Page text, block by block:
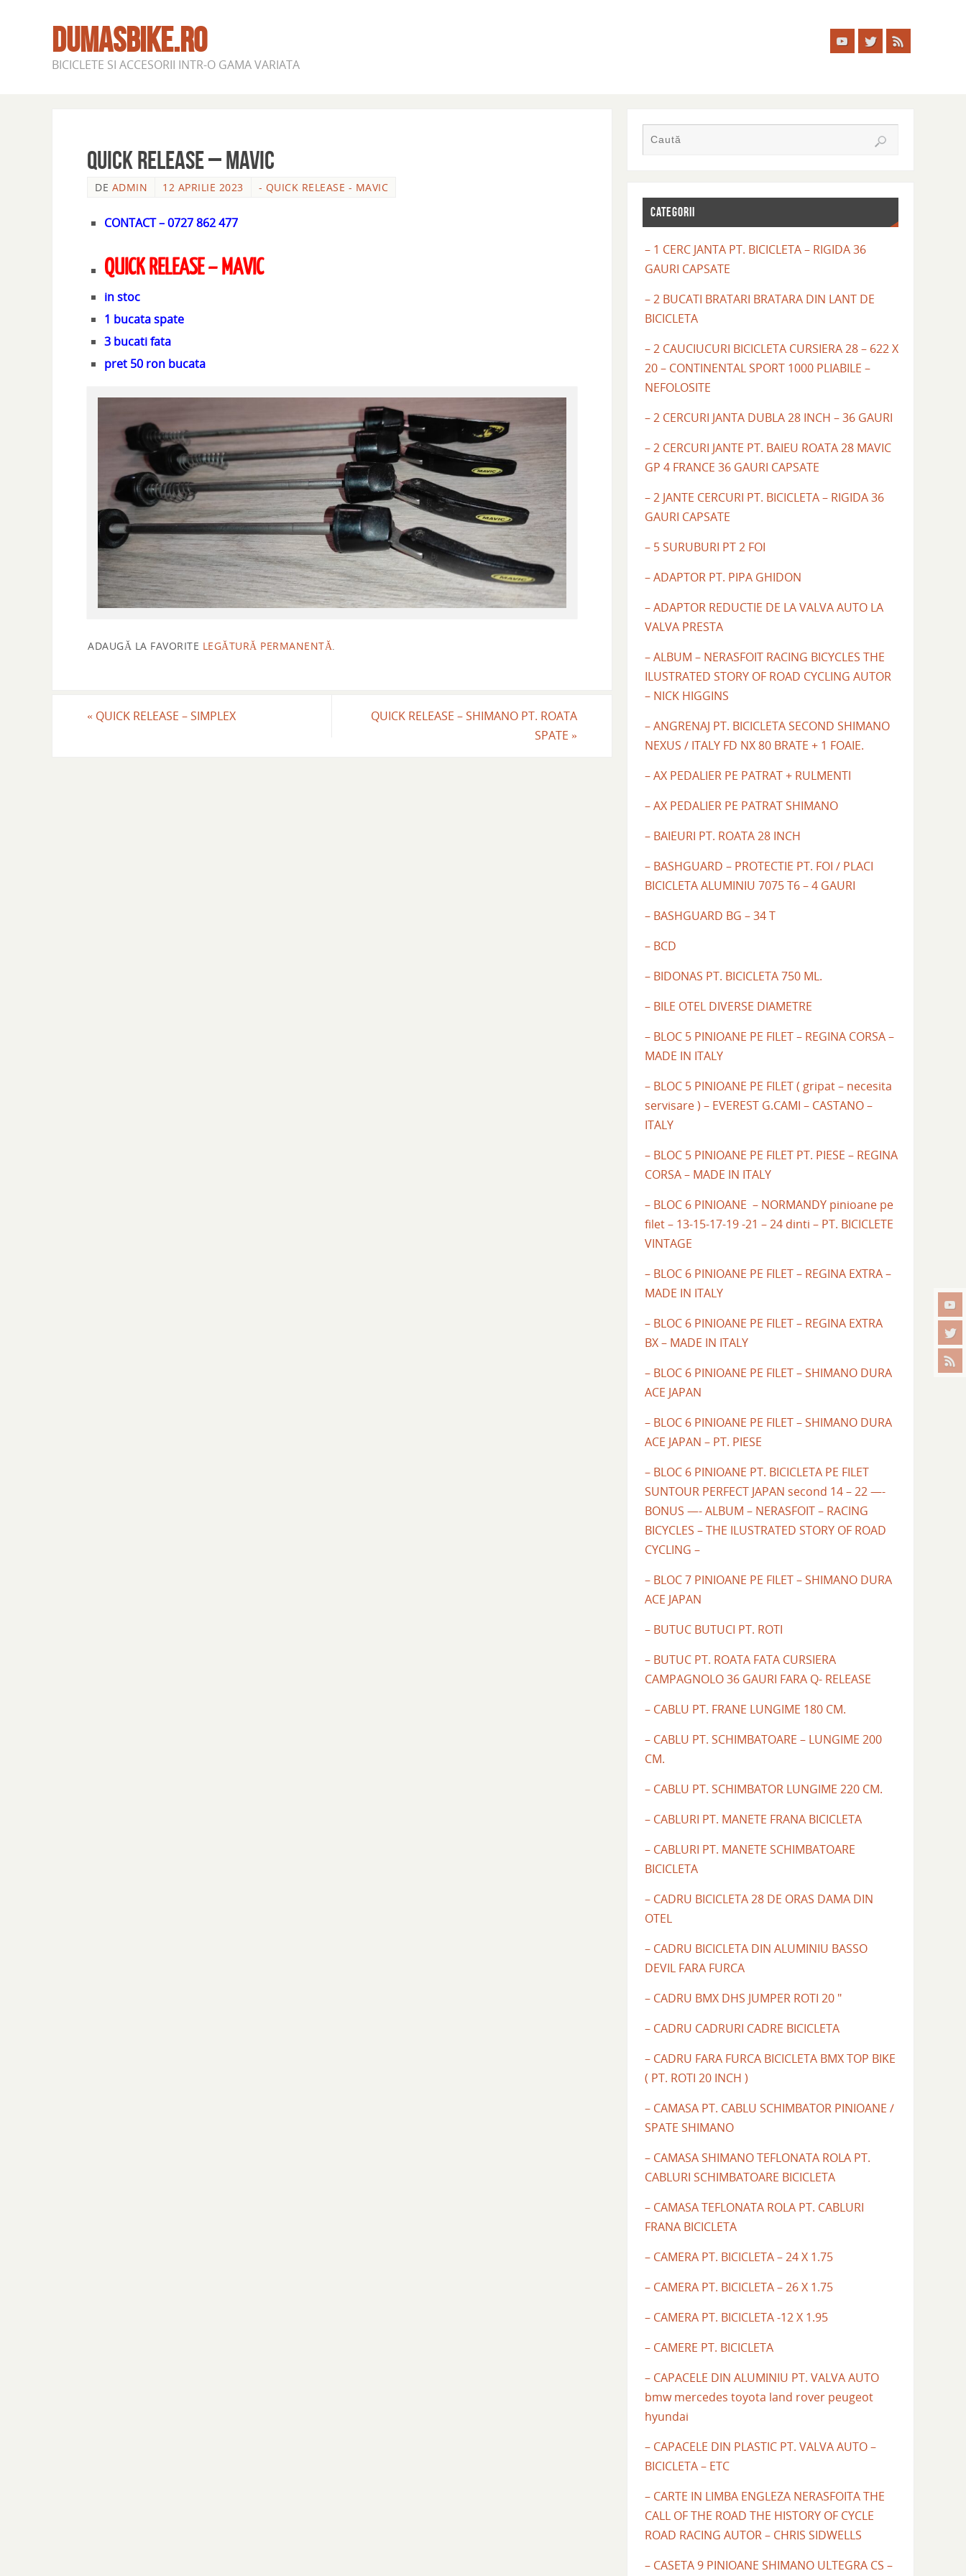
DUMASBIKE.RO
BICICLETE SI ACCESORII INTR-O GAMA VARIATA
QUICK RELEASE – MAVIC
DE ADMIN 12 APRILIE 2023 - QUICK RELEASE - MAVIC
CONTACT – 0727 862 477
QUICK RELEASE – MAVIC
in stoc
1 bucata spate
3 bucati fata
pret 50 ron bucata
ADAUGĂ LA FAVORITE LEGĂTURĂ PERMANENTĂ.
« QUICK RELEASE – SIMPLEX
QUICK RELEASE – SHIMANO PT. ROATA
SPATE »
CATEGORII
– 1 CERC JANTA PT. BICICLETA – RIGIDA 36
GAURI CAPSATE
– 2 BUCATI BRATARI BRATARA DIN LANT DE
BICICLETA
– 2 CAUCIUCURI BICICLETA CURSIERA 28 – 622 X
20 – CONTINENTAL SPORT 1000 PLIABILE –
NEFOLOSITE
– 2 CERCURI JANTA DUBLA 28 INCH – 36 GAURI
– 2 CERCURI JANTE PT. BAIEU ROATA 28 MAVIC
GP 4 FRANCE 36 GAURI CAPSATE
– 2 JANTE CERCURI PT. BICICLETA – RIGIDA 36
GAURI CAPSATE
– 5 SURUBURI PT 2 FOI
– ADAPTOR PT. PIPA GHIDON
– ADAPTOR REDUCTIE DE LA VALVA AUTO LA
VALVA PRESTA
– ALBUM – NERASFOIT RACING BICYCLES THE
ILUSTRATED STORY OF ROAD CYCLING AUTOR
– NICK HIGGINS
– ANGRENAJ PT. BICICLETA SECOND SHIMANO
NEXUS / ITALY FD NX 80 BRATE + 1 FOAIE.
– AX PEDALIER PE PATRAT + RULMENTI
– AX PEDALIER PE PATRAT SHIMANO
– BAIEURI PT. ROATA 28 INCH
– BASHGUARD – PROTECTIE PT. FOI / PLACI
BICICLETA ALUMINIU 7075 T6 – 4 GAURI
– BASHGUARD BG – 34 T
– BCD
– BIDONAS PT. BICICLETA 750 ML.
– BILE OTEL DIVERSE DIAMETRE
– BLOC 5 PINIOANE PE FILET – REGINA CORSA –
MADE IN ITALY
– BLOC 5 PINIOANE PE FILET ( gripat – necesita
servisare ) – EVEREST G.CAMI – CASTANO –
ITALY
– BLOC 5 PINIOANE PE FILET PT. PIESE – REGINA
CORSA – MADE IN ITALY
– BLOC 6 PINIOANE – NORMANDY pinioane pe
filet – 13-15-17-19 -21 – 24 dinti – PT. BICICLETE
VINTAGE
– BLOC 6 PINIOANE PE FILET – REGINA EXTRA –
MADE IN ITALY
– BLOC 6 PINIOANE PE FILET – REGINA EXTRA
BX – MADE IN ITALY
– BLOC 6 PINIOANE PE FILET – SHIMANO DURA
ACE JAPAN
– BLOC 6 PINIOANE PE FILET – SHIMANO DURA
ACE JAPAN – PT. PIESE
– BLOC 6 PINIOANE PT. BICICLETA PE FILET
SUNTOUR PERFECT JAPAN second 14 – 22 —-
BONUS —- ALBUM – NERASFOIT – RACING
BICYCLES – THE ILUSTRATED STORY OF ROAD
CYCLING –
– BLOC 7 PINIOANE PE FILET – SHIMANO DURA
ACE JAPAN
– BUTUC BUTUCI PT. ROTI
– BUTUC PT. ROATA FATA CURSIERA
CAMPAGNOLO 36 GAURI FARA Q- RELEASE
– CABLU PT. FRANE LUNGIME 180 CM.
– CABLU PT. SCHIMBATOARE – LUNGIME 200
CM.
– CABLU PT. SCHIMBATOR LUNGIME 220 CM.
– CABLURI PT. MANETE FRANA BICICLETA
– CABLURI PT. MANETE SCHIMBATOARE
BICICLETA
– CADRU BICICLETA 28 DE ORAS DAMA DIN
OTEL
– CADRU BICICLETA DIN ALUMINIU BASSO
DEVIL FARA FURCA
– CADRU BMX DHS JUMPER ROTI 20 "
– CADRU CADRURI CADRE BICICLETA
– CADRU FARA FURCA BICICLETA BMX TOP BIKE
( PT. ROTI 20 INCH )
– CAMASA PT. CABLU SCHIMBATOR PINIOANE /
SPATE SHIMANO
– CAMASA SHIMANO TEFLONATA ROLA PT.
CABLURI SCHIMBATOARE BICICLETA
– CAMASA TEFLONATA ROLA PT. CABLURI
FRANA BICICLETA
– CAMERA PT. BICICLETA – 24 X 1.75
– CAMERA PT. BICICLETA – 26 X 1.75
– CAMERA PT. BICICLETA -12 X 1.95
– CAMERE PT. BICICLETA
– CAPACELE DIN ALUMINIU PT. VALVA AUTO
bmw mercedes toyota land rover peugeot
hyundai
– CAPACELE DIN PLASTIC PT. VALVA AUTO –
BICICLETA – ETC
– CARTE IN LIMBA ENGLEZA NERASFOITA THE
CALL OF THE ROAD THE HISTORY OF CYCLE
ROAD RACING AUTOR – CHRIS SIDWELLS
– CASETA 9 PINIOANE SHIMANO ULTEGRA CS –